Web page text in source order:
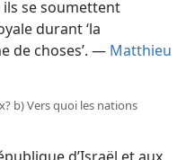
se soumettent
durant ‘la
de choses’. — Matthieu
b) Vers quoi les nations